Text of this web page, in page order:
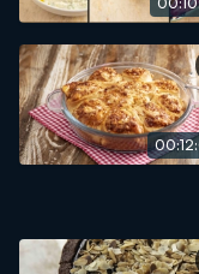
Arda'nın Mutfağı